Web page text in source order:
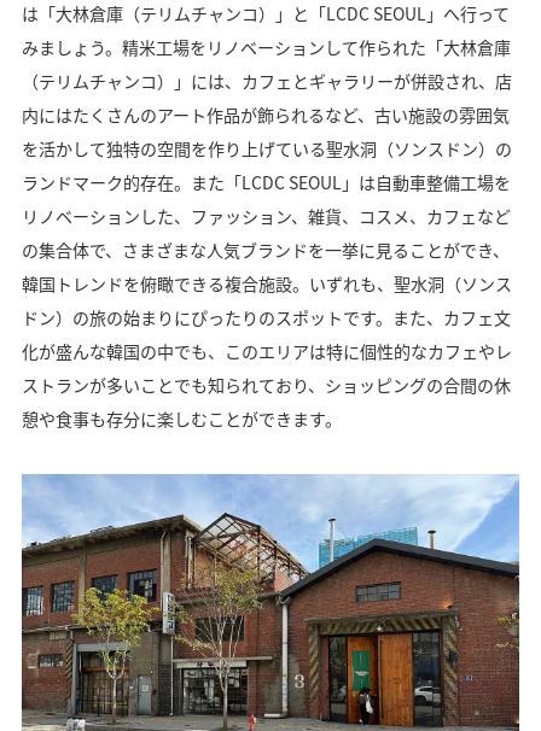
は「大林倉庫（テリムチャンコ）」と「LCDC SEOUL」へ行って
みましょう。精米工場をリノベーションして作られた「大林倉庫
（テリムチャンコ）」には、カフェとギャラリーが併設され、店
内にはたくさんのアート作品が飾られるなど、古い施設の雰囲気
を活かして独特の空間を作り上げている聖水洞（ソンスドン）の
ランドマーク的存在。また「LCDC SEOUL」は自動車整備工場を
リノベーションした、ファッション、雑貨、コスメ、カフェなど
の集合体で、さまざまな人気ブランドを一挙に見ることができ、
韓国トレンドを俯瞰できる複合施設。いずれも、聖水洞（ソンス
ドン）の旅の始まりにぴったりのスポットです。また、カフェ文
化が盛んな韓国の中でも、このエリアは特に個性的なカフェやレ
ストランが多いことでも知られており、ショッピングの合間の休
憩や食事も存分に楽しむことができます。